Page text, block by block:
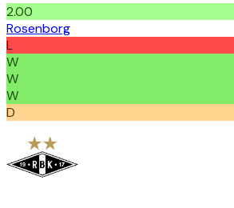
2.00
Rosenborg
L
W
W
W
D